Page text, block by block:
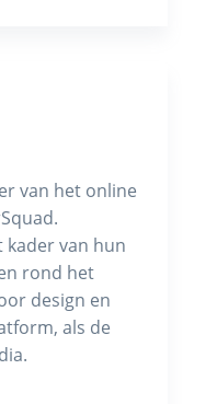
van het online
kader van hun
rond het
design en
als de